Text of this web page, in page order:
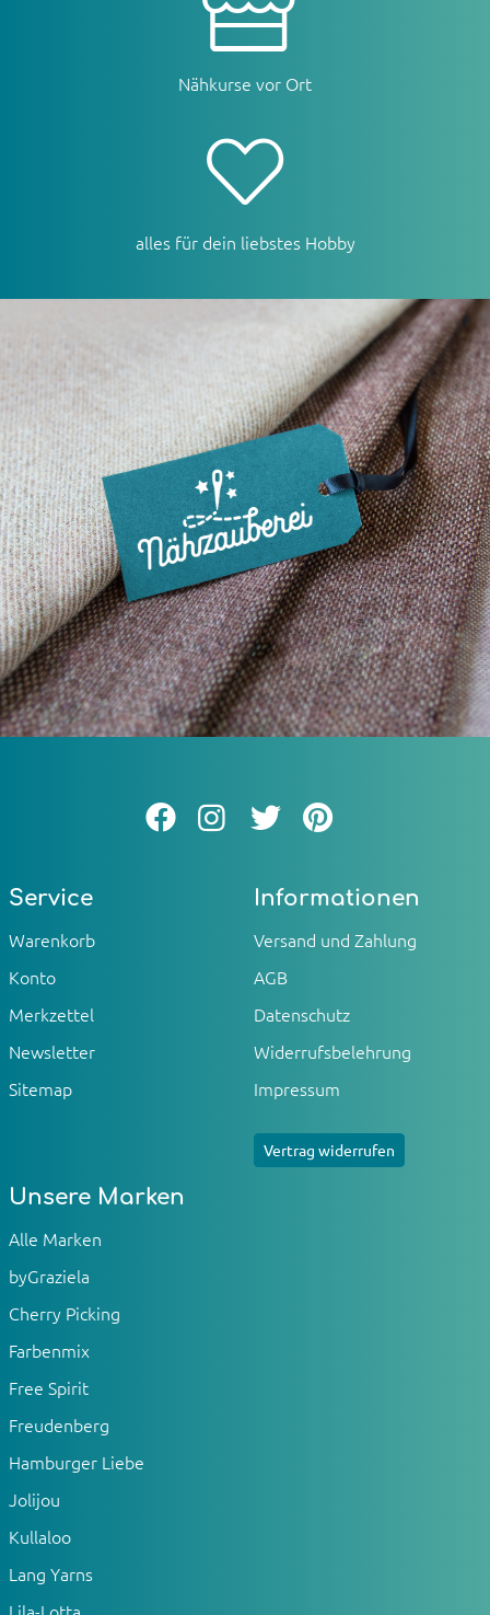
Nähkurse vor Ort
alles für dein liebstes Hobby
Service
Warenkorb
Konto
Merkzettel
Newsletter
Sitemap
Informationen
Versand und Zahlung
AGB
Datenschutz
Widerrufsbelehrung
Impressum
Vertrag widerrufen
Unsere Marken
Alle Marken
byGraziela
Cherry Picking
Farbenmix
Free Spirit
Freudenberg
Hamburger Liebe
Jolijou
Kullaloo
Lang Yarns